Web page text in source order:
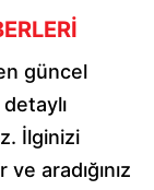
güncel
İlginizi
aradığınız